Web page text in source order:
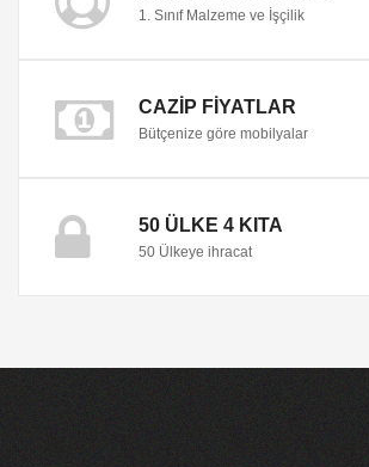
1. Sınıf Malzeme ve İşçilik
CAZIP FIYATLAR
Bütçenize göre mobilyalar
50 ÜLKE 4 KITA
50 Ülkeye ihracat